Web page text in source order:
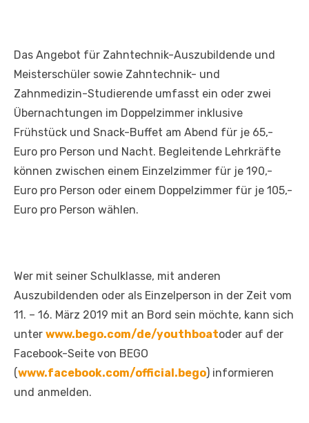
Das Angebot für Zahntechnik-Auszubildende und
Meisterschüler sowie Zahntechnik- und
Zahnmedizin-Studierende umfasst ein oder zwei
Übernachtungen im Doppelzimmer inklusive
Frühstück und Snack-Buffet am Abend für je 65,-
Euro pro Person und Nacht. Begleitende Lehrkräfte
können zwischen einem Einzelzimmer für je 190,-
Euro pro Person oder einem Doppelzimmer für je 105,-
Euro pro Person wählen.
Wer mit seiner Schulklasse, mit anderen
Auszubildenden oder als Einzelperson in der Zeit vom
11. – 16. März 2019 mit an Bord sein möchte, kann sich
unter www.bego.com/de/youthboatoder auf der
Facebook-Seite von BEGO
(www.facebook.com/official.bego) informieren
und anmelden.